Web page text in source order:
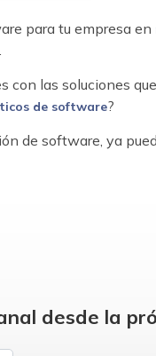
para tu empresa en
.
con las soluciones
de software?
de software, ya
desde la